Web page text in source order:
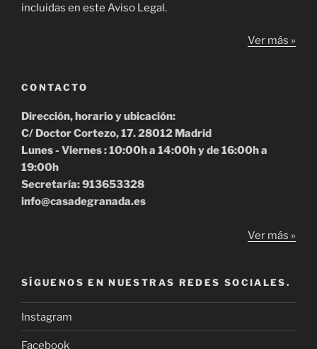
incluidas en este Aviso Legal.
Ver más »
CONTACTO
Dirección, horario y ubicación:
C/ Doctor Cortezo, 17. 28012 Madrid
Lunes - Viernes : 10:00h a 14:00h y de 16:00h a
19:00h
Secretaría: 913653328
info@casadegranada.es
Ver más »
SÍGUENOS EN NUESTRAS REDES SOCIALES.
Instagram
Facebook